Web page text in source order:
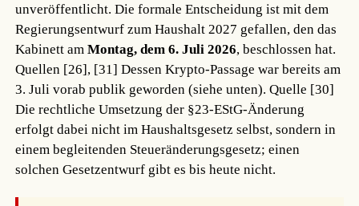
unveröffentlicht. Die formale Entscheidung ist mit dem
Regierungsentwurf zum Haushalt 2027 gefallen, den das
Kabinett amMontag, dem 6. Juli 2026, beschlossen hat.
Quellen [26], [31] Dessen Krypto-Passage war bereits am
3. Juli vorab publik geworden (siehe unten).Quelle [30]
Die rechtliche Umsetzung der §23-EStG-Änderung
erfolgt dabei nicht im Haushaltsgesetz selbst, sondern in
einem begleitenden Steueränderungsgesetz; einen
solchen Gesetzentwurf gibt es bis heute nicht.